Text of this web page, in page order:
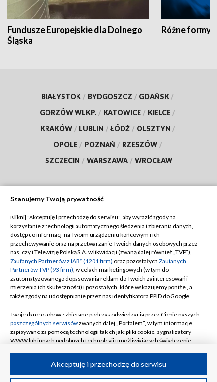
Fundusze Europejskie dla Dolnego
Śląska
Różne formy
BIAŁYSTOK / BYDGOSZCZ / GDAŃSK /
GORZÓW WLKP. / KATOWICE / KIELCE /
KRAKÓW / LUBLIN / ŁÓDŹ / OLSZTYN /
OPOLE / POZNAŃ / RZESZÓW /
SZCZECIN / WARSZAWA / WROCŁAW
TVP
Abonament TVP
Emisja w TVP
Centrum informacji TVP
Naziemna Telewizja Cyfrowa
Rada Programowa
System NOS
Informacje o nadawcy
Program dla prasy
Regulamin TVP
Polityka prywatności
Moje zgody
Pomoc
Kontakt
Kanały
©2026 Telewizja Polska S.A. w likwidacji
Szanujemy Twoją prywatność
Kliknij "Akceptuję i przechodzę do serwisu", aby wyrazić zgody na
korzystanie z technologii automatycznego śledzenia i zbierania danych,
dostęp do informacji na Twoim urządzeniu końcowym i ich
przechowywanie oraz na przetwarzanie Twoich danych osobowych przez
nas, czyli Telewizję Polską S.A. w likwidacji (zwaną dalej również „TVP”),
Zaufanych Partnerów z IAB* (1201 firm) oraz pozostałych Zaufanych
Partnerów TVP (93 firm), w celach marketingowych (w tym do
zautomatyzowanego dopasowania reklam do Twoich zainteresowań i
mierzenia ich skuteczności) i pozostałych, które wskazujemy poniżej, a
także zgody na udostępnianie przez nas identyfikatora PPID do Google.
Twoje dane osobowe zbierane podczas odwiedzania przez Ciebie naszych
poszczególnych serwisówzwanych dalej „Portalem”, w tym informacje
zapisywane za pomocą technologii takich jak: pliki cookie, sygnalizatory
WWW lub innych podobnych technologii umożliwiających świadczenie
ruchu w Internecie.Akceptuję i przechodzę do serwisu